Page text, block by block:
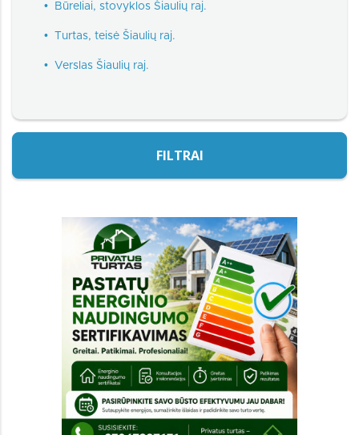
• Būreliai, stovyklos Šiaulių raj.
• Turtas, teisė Šiaulių raj.
• Verslas Šiaulių raj.
FILTRAI